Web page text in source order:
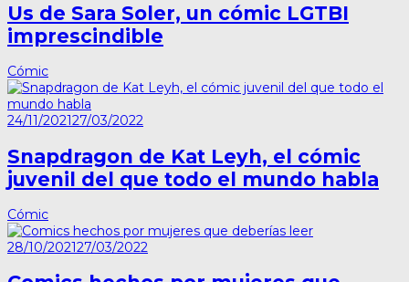
Us de Sara Soler, un cómic LGTBI
imprescindible
Cómic
24/11/202127/03/2022
Snapdragon de Kat Leyh, el cómic
juvenil del que todo el mundo habla
Cómic
28/10/202127/03/2022